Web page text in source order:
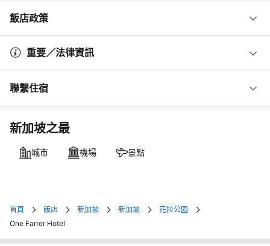
飯店政策
重要／法律資訊
聯繫住宿
新加坡之最
城市 機場 景點
首頁 飯店 新加坡 新加坡
花拉公园
One Farrer Hotel